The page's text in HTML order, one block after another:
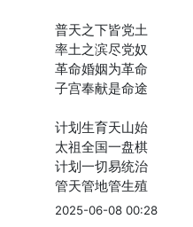
普天之下皆党土
率土之滨尽党奴
革命婚姻为革命
子宫奉献是命途
计划生育天山始
太祖全国一盘棋
计划一切易统治
管天管地管生殖
2025-06-08 00:28